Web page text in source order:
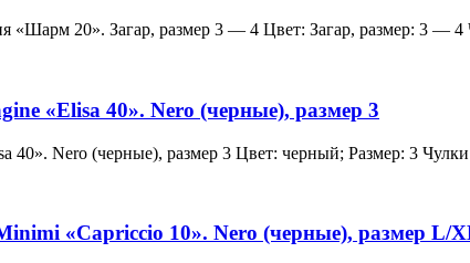
«Шарм 20». Загар, размер 3 — 4 Цвет: Загар, размер: 3 —
«Elisa 40». Nero (черные), размер 3
Nero (черные), размер 3 Цвет: черный; Размер: 3
«Capriccio 10». Nero (черные), размер L/